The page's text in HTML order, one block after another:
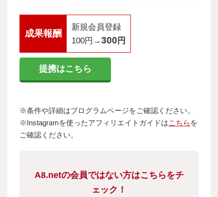
成果報酬
新規会員登録
100円→300 円
提携はこちら
※条件や詳細はプログラムページをご確認ください。
※Instagramを使ったアフィリエイトガイドはこちら を
ご確認ください。
A8.netの会員ではない方はこちらをチ
ェック！